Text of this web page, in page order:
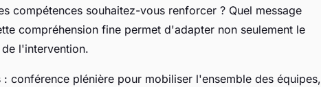
compétences souhaitez-vous renforcer ? Quel message
compréhension fine permet d'adapter non seulement le
l'intervention.
conférence plénière pour mobiliser l'ensemble des équipes,